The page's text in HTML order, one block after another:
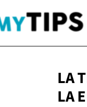
LA
LA